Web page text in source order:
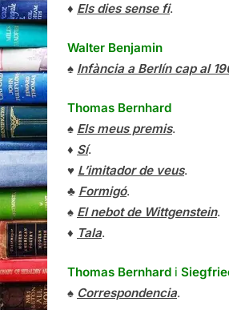
♦ Els dies sense fi.
Walter Benjamin
♠ Infància a Berlín cap al
Thomas Bernhard
♠ Els meus premis.
♦ Sí.
♥ L’imitador de veus.
♣ Formigó.
♠ El nebot de Wittgenstein.
♦ Tala.
Thomas Bernhard i
♠ Correspondencia.